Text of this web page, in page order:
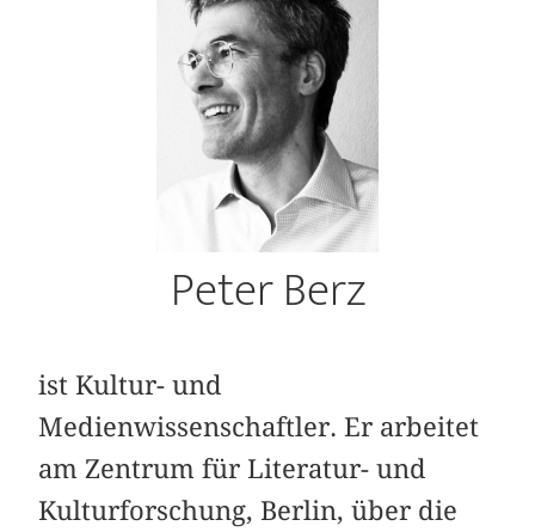
Peter Berz
ist Kultur- und
Medienwissenschaftler. Er arbeitet
am Zentrum für Literatur- und
Kulturforschung, Berlin, über die